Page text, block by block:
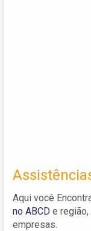
Aqui você
no ABCD e
empresas.